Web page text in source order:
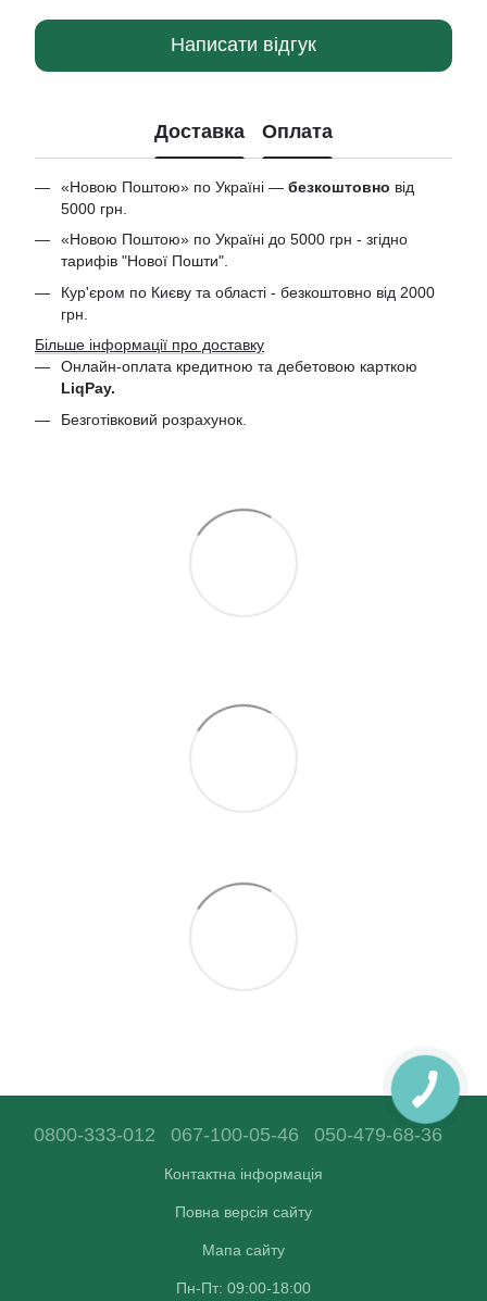
Написати відгук
Доставка Оплата
«Новою Поштою» по Україні — безкоштовно від
5000 грн.
«Новою Поштою» по Україні до 5000 грн - згідно
тарифів "Нової Пошти".
Кур'єром по Києву та області - безкоштовно від 2000
грн.
Більше інформації про доставку
Онлайн-оплата кредитною та дебетовою карткою
LiqPay.
Безготівковий розрахунок.
0800-333-012 067-100-05-46 050-479-68-36
Контактна інформація
Повна версія сайту
Мапа сайту
Пн-Пт: 09:00-18:00